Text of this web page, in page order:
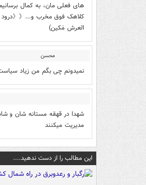
کلاهک فوق مخرب و...《《درود
العرش مَكين)
محسن
نمیدونم چی بگم من زیاد
شهدا در قهقه مستانه شان و
مدیریت میکنند
این مطالب را از دست ندهید....